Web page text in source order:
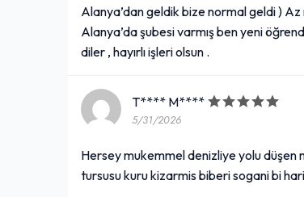
Alanya’dan geldik bize normal geldi )
Alanya’da şubesi varmış ben yeni
diler , hayırlı işleri olsun .
T**** M****
5/31/2026
Hersey mukemmel denizliye yolu düşen
tursusu kuru kizarmis biberi sogani bi